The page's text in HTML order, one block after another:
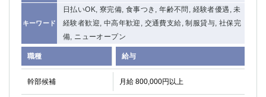
キーワード
日払いOK, 寮完備, 食事つき, 年齢不問, 経験者優遇, 未
経験者歓迎, 中高年歓迎, 交通費支給, 制服貸与, 社保完
備, ニューオープン
職種 給与
幹部候補 月給 800,000円以上